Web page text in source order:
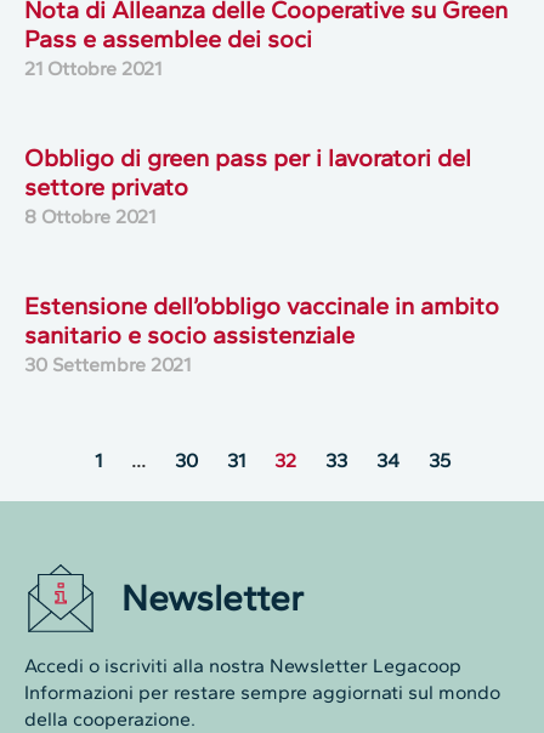
Nota di Alleanza delle Cooperative su Green
Pass e assemblee dei soci
21 Ottobre 2021
Obbligo di green pass per i lavoratori del
settore privato
8 Ottobre 2021
Estensione dell’obbligo vaccinale in ambito
sanitario e socio assistenziale
30 Settembre 2021
1 … 30 31 32 33 34 35
Newsletter
Accedi o iscriviti alla nostra Newsletter Legacoop
Informazioni per restare sempre aggiornati sul mondo
della cooperazione.